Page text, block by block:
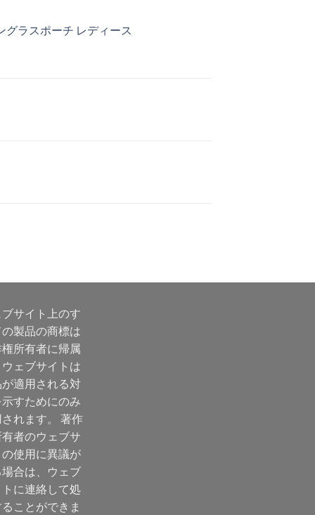
グラスポーチ レディース
ブサイト上のす
製品の商標は
所有者に帰属
ウェブサイトは
適用される対
すためにのみ
れます。 著作
者のウェブサ
の使用に異議が
場合は、ウェブ
に連絡して処
ことができま